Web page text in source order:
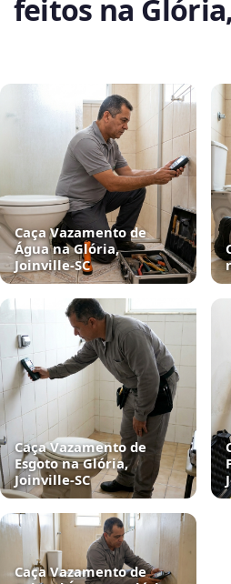
feitos na
Caça Vazamento de
Água na Glória,
Joinville‑SC
Caça Vazamento de
Esgoto na Glória,
Joinville‑SC
Caça Vazamento de